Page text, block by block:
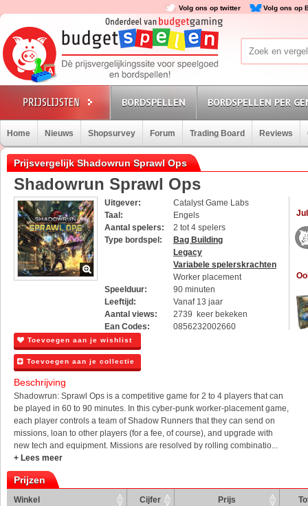
Volg ons op twitter Volg ons op
BORDSPELLEN BORDSPELLEN PER
Home Nieuws Shopsurvey Forum Trading Board Reviews
Prijsvergelijk Shadowrun Sprawl Ops
Shadowrun Sprawl Ops
Uitgever:
Catalyst Game Labs
Taal:
Engels
Aantal spelers:
2 tot 4 spelers
Type bordspel:
Bag Building
Legacy
Variabele spelerskrachten
Worker placement
Speelduur:
90 minuten
Leeftijd:
Vanaf 13 jaar
Aantal views:
2739 keer bekeken
Ean Codes:
0856232002660
Toevoegen aan je wishlist
Toevoegen aan je collectie
Beschrijving
Shadowrun: Sprawl Ops is a competitive game for 2 to 4 players that can
be played in 60 to 90 minutes. In this cyber-punk worker-placement game,
each player controls a team of Shadow Runners that they can send on
missions, loan to other players (for a fee, of course), and upgrade with
new tech and equipment. Missions are resolved by rolling combinatio...
+ Lees meer
Prijzen
Winkel Cijfer Prijs